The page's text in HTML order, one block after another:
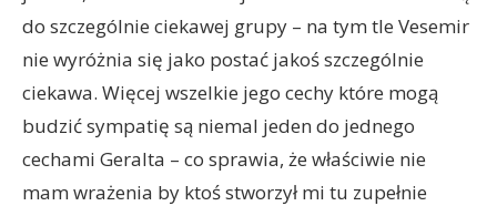
do szczególnie ciekawej grupy – na tym tle Vesemir
nie wyróżnia się jako postać jakoś szczególnie
ciekawa. Więcej wszelkie jego cechy które mogą
budzić sympatię są niemal jeden do jednego
cechami Geralta – co sprawia, że właściwie nie
mam wrażenia by ktoś stworzył mi tu zupełnie